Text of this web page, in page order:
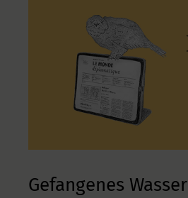
Gefangenes Wasser